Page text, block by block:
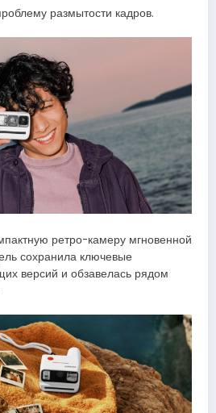
размытости кадров.
ретро-камеру мгновенной
сохранила ключевые
версий и обзавелась рядом